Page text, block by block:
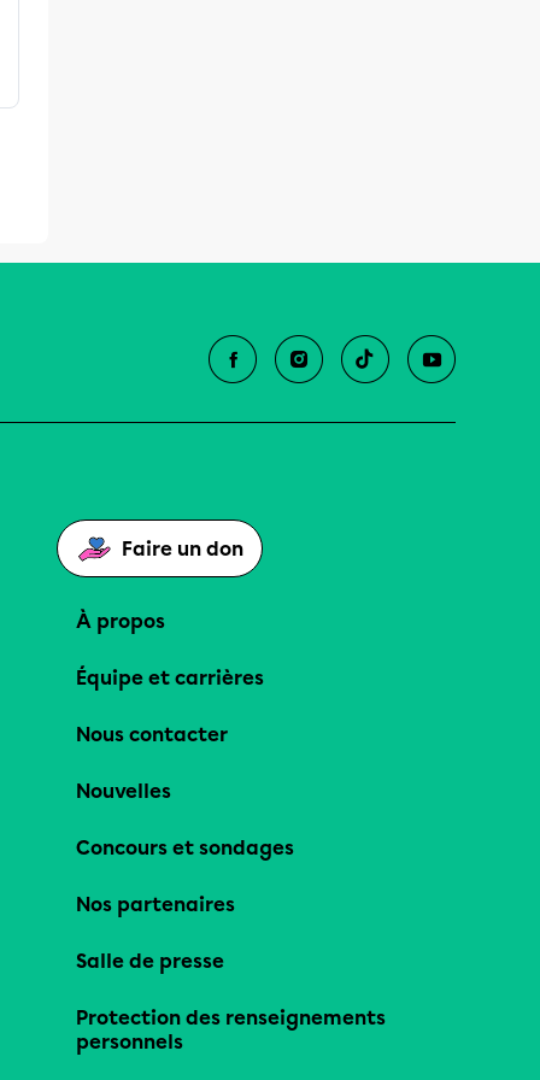
Faire un don
À propos
Équipe et carrières
Nous contacter
Nouvelles
Concours et sondages
Nos partenaires
Salle de presse
Protection des renseignements
personnels